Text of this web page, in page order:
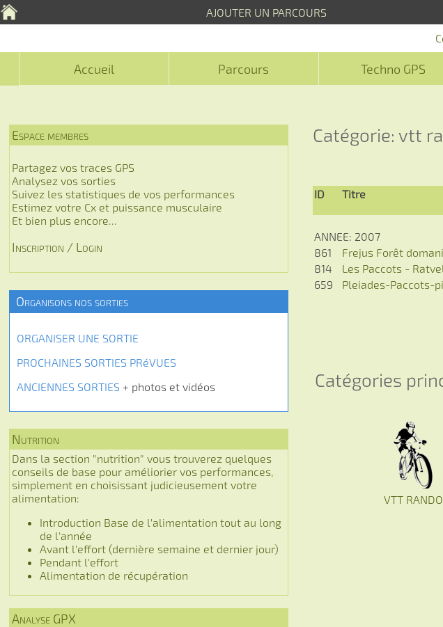
AJOUTER UN PARCOURS
Accueil Parcours Techno GPS
Espace membres
Partagez vos traces GPS
Analysez vos sorties
Suivez les statistiques de vos performances
Estimez votre Cx et puissance musculaire
Et bien plus encore...
Inscription / Login
Organisons nos sorties
ORGANISER UNE SORTIE
PROCHAINES SORTIES PRéVUES
ANCIENNES SORTIES + photos et vidéos
Nutrition
Dans la section "nutrition" vous trouverez quelques
conseils de base pour améliorier vos performances,
simplement en choisissant judicieusement votre
alimentation:
Introduction Base de l'alimentation tout au long
de l'année
Avant l'effort (dernière semaine et dernier jour)
Pendant l'effort
Alimentation de récupération
Analyse GPX
Catégorie: vtt
ID Titre
ANNEE: 2007
861
Frejus Forêt
814
Les Paccots - Ratvel
659
Pleiades-Paccots-
Catégories
VTT RANDO